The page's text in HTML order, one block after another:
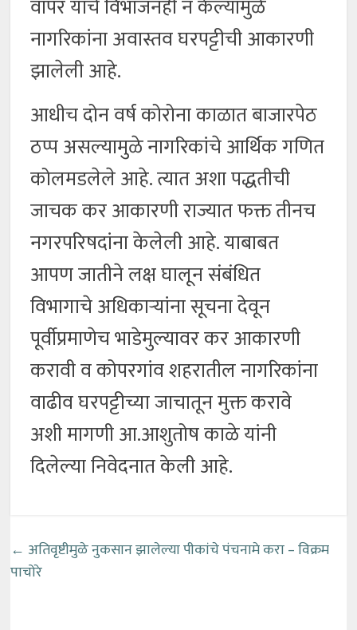
वापर यांचे विभाजनही न केल्यामुळे
नागरिकांना अवास्तव घरपट्टीची आकारणी
झालेली आहे.
आधीच दोन वर्ष कोरोना काळात बाजारपेठ
ठप्प असल्यामुळे नागरिकांचे आर्थिक गणित
कोलमडलेले आहे. त्यात अशा पद्धतीची
जाचक कर आकारणी राज्यात फक्त तीनच
नगरपरिषदांना केलेली आहे. याबाबत
आपण जातीने लक्ष घालून संबंधित
विभागाचे अधिकाऱ्यांना सूचना देवून
पूर्वीप्रमाणेच भाडेमुल्यावर कर आकारणी
करावी व कोपरगांव शहरातील नागरिकांना
वाढीव घरपट्टीच्या जाचातून मुक्त करावे
अशी मागणी आ.आशुतोष काळे यांनी
दिलेल्या निवेदनात केली आहे.
← अतिवृष्टीमुळे नुकसान झालेल्या पीकांचे पंचनामे करा – विक्रम
पाचोरे